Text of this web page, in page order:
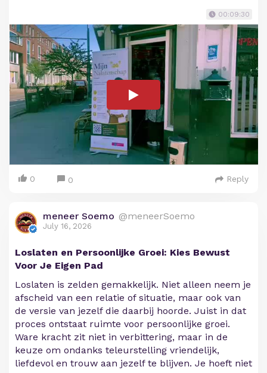
00:09:30
0 0 Reply
meneer Soemo @meneerSoemo
July 16, 2026
Loslaten en Persoonlijke Groei: Kies Bewust
Voor Je Eigen Pad
Loslaten is zelden gemakkelijk. Niet alleen neem je
afscheid van een relatie of situatie, maar ook van
de versie van jezelf die daarbij hoorde. Juist in dat
proces ontstaat ruimte voor persoonlijke groei.
Ware kracht zit niet in verbittering, maar in de
keuze om ondanks teleurstelling vriendelijk,
liefdevol en trouw aan jezelf te blijven. Je hoeft niet